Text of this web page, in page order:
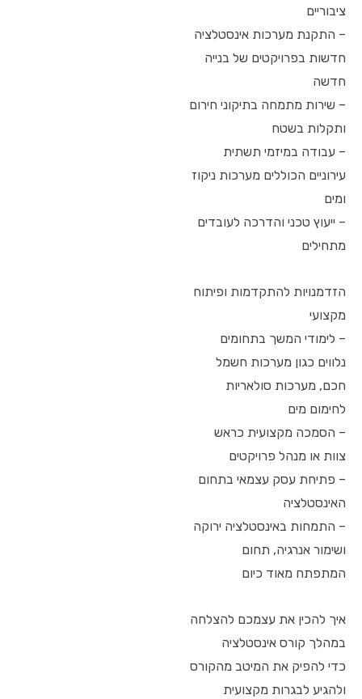
ציבוריים
– התקנת מערכות אינסטלציה
חדשות בפרויקטים של בנייה
חדשה
– שירות מתמחה בתיקוני חירום
ותקלות בשטח
– עבודה במיזמי תשתית
עירוניים הכוללים מערכות ניקוז
ומים
– ייעוץ טכני והדרכה לעובדים
מתחילים
הזדמנויות להתקדמות ופיתוח
מקצועי
– לימודי המשך בתחומים
נלווים כגון מערכות חשמל
חכם, מערכות סולאריות
לחימום מים
– הסמכה מקצועית כראש
צוות או מנהל פרויקטים
– פתיחת עסק עצמאי בתחום
האינסטלציה
– התמחות באינסטלציה ירוקה
ושימור אנרגיה, תחום
המתפתח מאוד כיום
איך להכין את עצמכם להצלחה
במהלך קורס אינסטלציה
כדי להפיק את המיטב מהקורס
ולהגיע לבגרות מקצועית